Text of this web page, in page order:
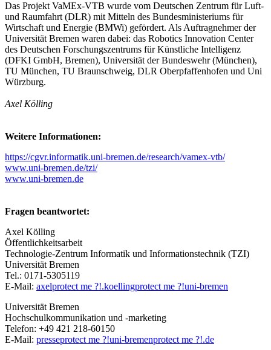
Das Projekt VaMEx-VTB wurde vom Deutschen Zentrum für Luft-
und Raumfahrt (DLR) mit Mitteln des Bundesministeriums für
Wirtschaft und Energie (BMWi) gefördert. Als Auftragnehmer der
Universität Bremen waren dabei: das Robotics Innovation Center
des Deutschen Forschungszentrums für Künstliche Intelligenz
(DFKI GmbH, Bremen), Universität der Bundeswehr (München),
TU München, TU Braunschweig, DLR Oberpfaffenhofen und Uni
Würzburg.
Axel Kölling
Weitere Informationen:
https://cgvr.informatik.uni-bremen.de/research/vamex-vtb/
www.uni-bremen.de/tzi/
www.uni-bremen.de
Fragen beantwortet:
Axel Kölling
Öffentlichkeitsarbeit
Technologie-Zentrum Informatik und Informationstechnik (TZI)
Universität Bremen
Tel.: 0171-5305119
E-Mail: axelprotect me ?!.koellingprotect me ?!uni-bremen
Universität Bremen
Hochschulkommunikation und -marketing
Telefon: +49 421 218-60150
E-Mail: presseprotect me ?!uni-bremenprotect me ?!.de